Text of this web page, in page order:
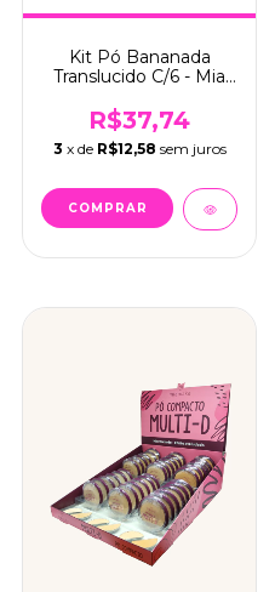
Kit Pó Bananada
Translucido C/6 - Mia
R$37,74
3 x de R$12,58 sem juros